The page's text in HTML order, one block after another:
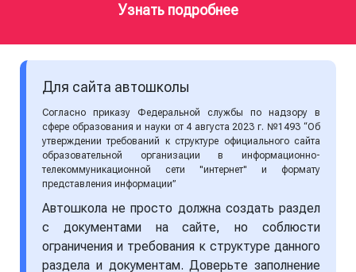
Узнать подробнее
Для сайта автошколы
Согласно приказу Федеральной службы по надзору в
сфере образования и науки от 4 августа 2023 г. №1493 “Об
утверждении требований к структуре официального сайта
образовательной организации в информационно-
телекоммуникационной сети "интернет" и формату
представления информации”
Автошкола не просто должна создать раздел
с документами на сайте, но соблюсти
ограничения и требования к структуре данного
раздела и документам. Доверьте заполнение